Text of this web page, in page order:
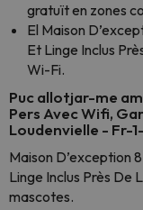
gratuït en zones
El Maison
Et Linge Inclus
Wi-Fi.
Puc allotjar-me
Pers Avec Wifi,
Loudenvielle - Fr-
Maison D’exception
Linge Inclus Près De
mascotes.